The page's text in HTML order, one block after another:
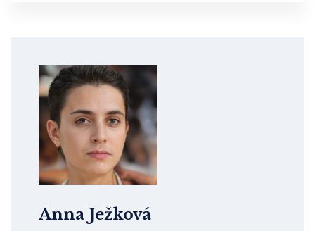
Anna Ježková